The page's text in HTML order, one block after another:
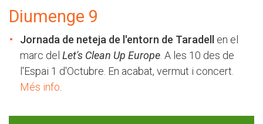
Diumenge 9
Jornada de neteja de l'entorn de Taradell
en el
marc del Let's Clean Up Europe . A les 10 des de
l'Espai 1 d'Octubre. En acabat, vermut i concert.
Més info